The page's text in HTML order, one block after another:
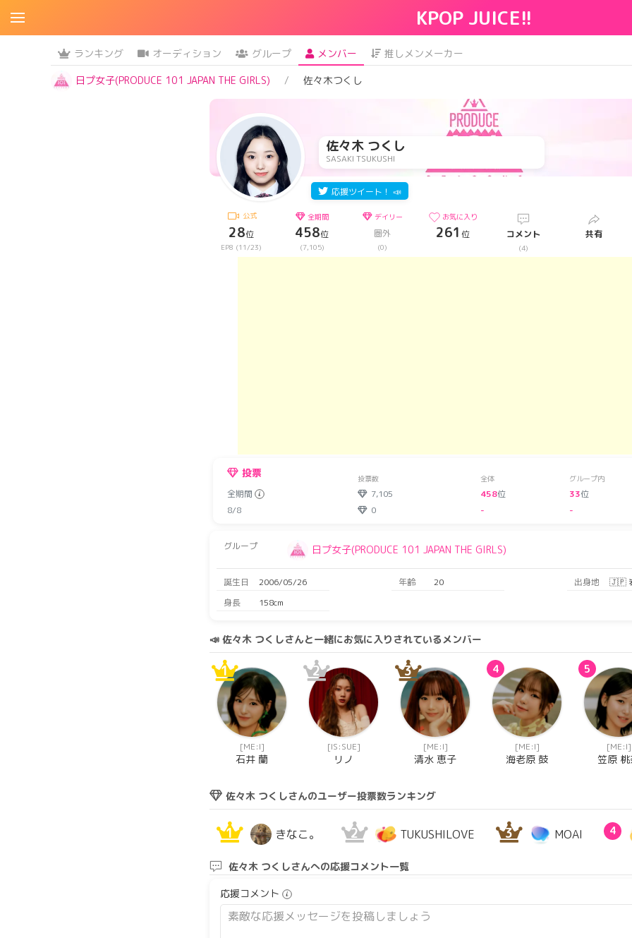
KPOP JUICE!!
ランキング オーディション グループ メンバー
推しメンメーカー
日プ女子(PRODUCE 101 JAPAN THE GIRLS)
佐々木つくし
佐々木 つくし
SASAKI TSUKUSHI
応援ツイート！ 📣
公式
28位
EP8 (11/23)
全期間
458位
(7,105)
デイリー
圏外
(0)
お気に入り
261 位 コメント
(4)
共有
投票 投票数 全体 グループ内
全期間 7,105 458位 33位
8/8
0 - -
グループ 日プ女子(PRODUCE 101 JAPAN THE GIRLS)
誕生日 2006/05/26 年齢 20 出身地
🇯🇵
身長
158cm
📣 佐々木 つくしさんと一緒にお気に入りされているメンバー
1
[ME:I]
石井 蘭
2
[IS:SUE]
リノ
3
[ME:I]
清水 恵子
4
[ME:I]
海老原 鼓
5
[ME:I]
笠原
佐々木 つくしさんのユーザー投票数ランキング
1 きなこ。 2 TUKUSHILOVE 3 MOAI 4
佐々木 つくしさんへの応援コメント一覧
応援コメント